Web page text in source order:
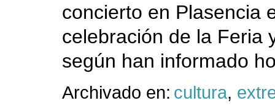
concierto en Plasencia
celebración de la Feria
según han informado
Archivado en: cultura,